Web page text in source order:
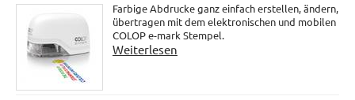
Farbige Abdrucke ganz einfach erstellen, ändern,
übertragen mit dem elektronischen und mobilen
COLOP e-mark Stempel.
Weiterlesen